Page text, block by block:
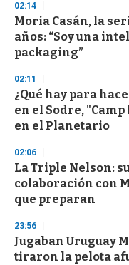
d
s
o
f
3
s
c
o
n
02:14
Moria Casán, la
años: “Soy una
packaging”
02:11
¿Qué hay para
en el Sodre,
en el Planetario
02:06
La Triple Nelson:
colaboración con
que preparan
23:56
Jugaban Uruguay
tiraron la pelota